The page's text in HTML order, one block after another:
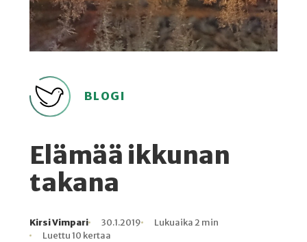
BLOGI
Elämää ikkunan
takana
Kirjoittaja
Kirsi Vimpari
Julkaistu
30.1.2019
Lukuaika
Lukuaika 2 min
Lukukertoja
Luettu 10 kertaa